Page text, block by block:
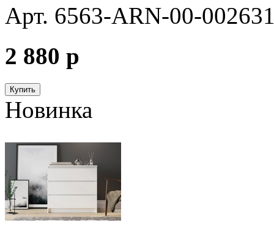
Арт. 6563-ARN-00-
2 880 p
Купить
Новинка